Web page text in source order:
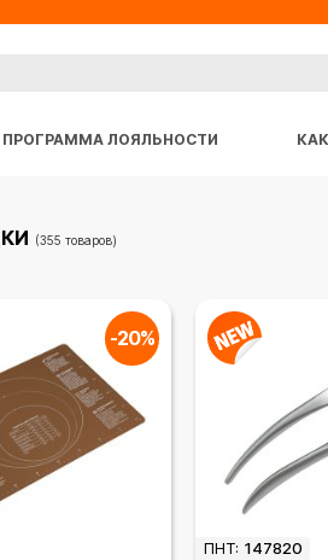
ПРОГРАММА ЛОЯЛЬНОСТИ
(355 товаров)
-20%
ПНТ: 147820